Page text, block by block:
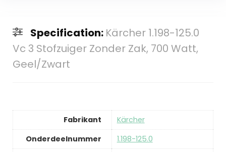
Specification: Kärcher 1.198-125.0
Vc 3 Stofzuiger Zonder Zak, 700 Watt,
Geel/Zwart
Fabrikant
‎Kärcher
Onderdeelnummer
‎1.198-125.0